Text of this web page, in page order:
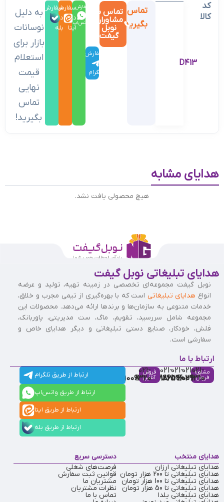
کد
کالا
D413
تماس
بگیرید
تماس با
مشاوران
نوبل
گیفت
سفارش
در
تلگرام
سفارش
در
واتس‌اپ
سفارش
در
ایتا
سفارش
در
بله
به دلیل
نوسانات
بازار برای
استعلام
قیمت
نهایی
تماس
بگیرید!
هدایای مشابه
هیچ محصولی یافت نشد.
هدایای تبلیغاتی نوبل گیفت
نوبل گیفت مجموعه‌ای تخصصی در زمینه تهیه، تولید و عرضه
انواع هدایای تبلیغاتی است که با بهره‌گیری از تیمی مجرب و خلاق،
خدمات متنوعی به سازمان‌ها و برندها ارائه می‌دهد. محصولات این
مجموعه شامل سررسید، تقویم، ماگ، ست مدیریتی، پاوربانک،
فلش، خودکار، صنایع دستی تبلیغاتی و دیگر هدایای خاص و
سفارشی است.
ارتباط با ما
مشاوره
فروش
021-
91009310
021-
86126036
021-
86126506
021-
88537803
فروش
آنلاین
021-
91009320
ارتباط از طریق تلگرام
ارتباط از طریق واتس‌اپ
ارتباط از طریق ایتا
ارتباط از طریق بله
هدایای منتخب
هدایای تبلیغاتی ارزان
هدایای تبلیغاتی تا 200 هزار تومان
هدایای تبلیغاتی تا 100 هزار تومان
هدایای تبلیغاتی تا 50 هزار تومان
هدایای تبلیغاتی یلدا
دسترسی سریع
فرصت‌های شغلی
قوانین ثبت سفارش
مشتریان ما
نظرات مشتریان
تماس با ما